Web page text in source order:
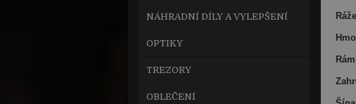
NÁHRADNÍ DÍLY A VYLEPŠENÍ
OPTIKY
TREZORY
OBLEČENÍ